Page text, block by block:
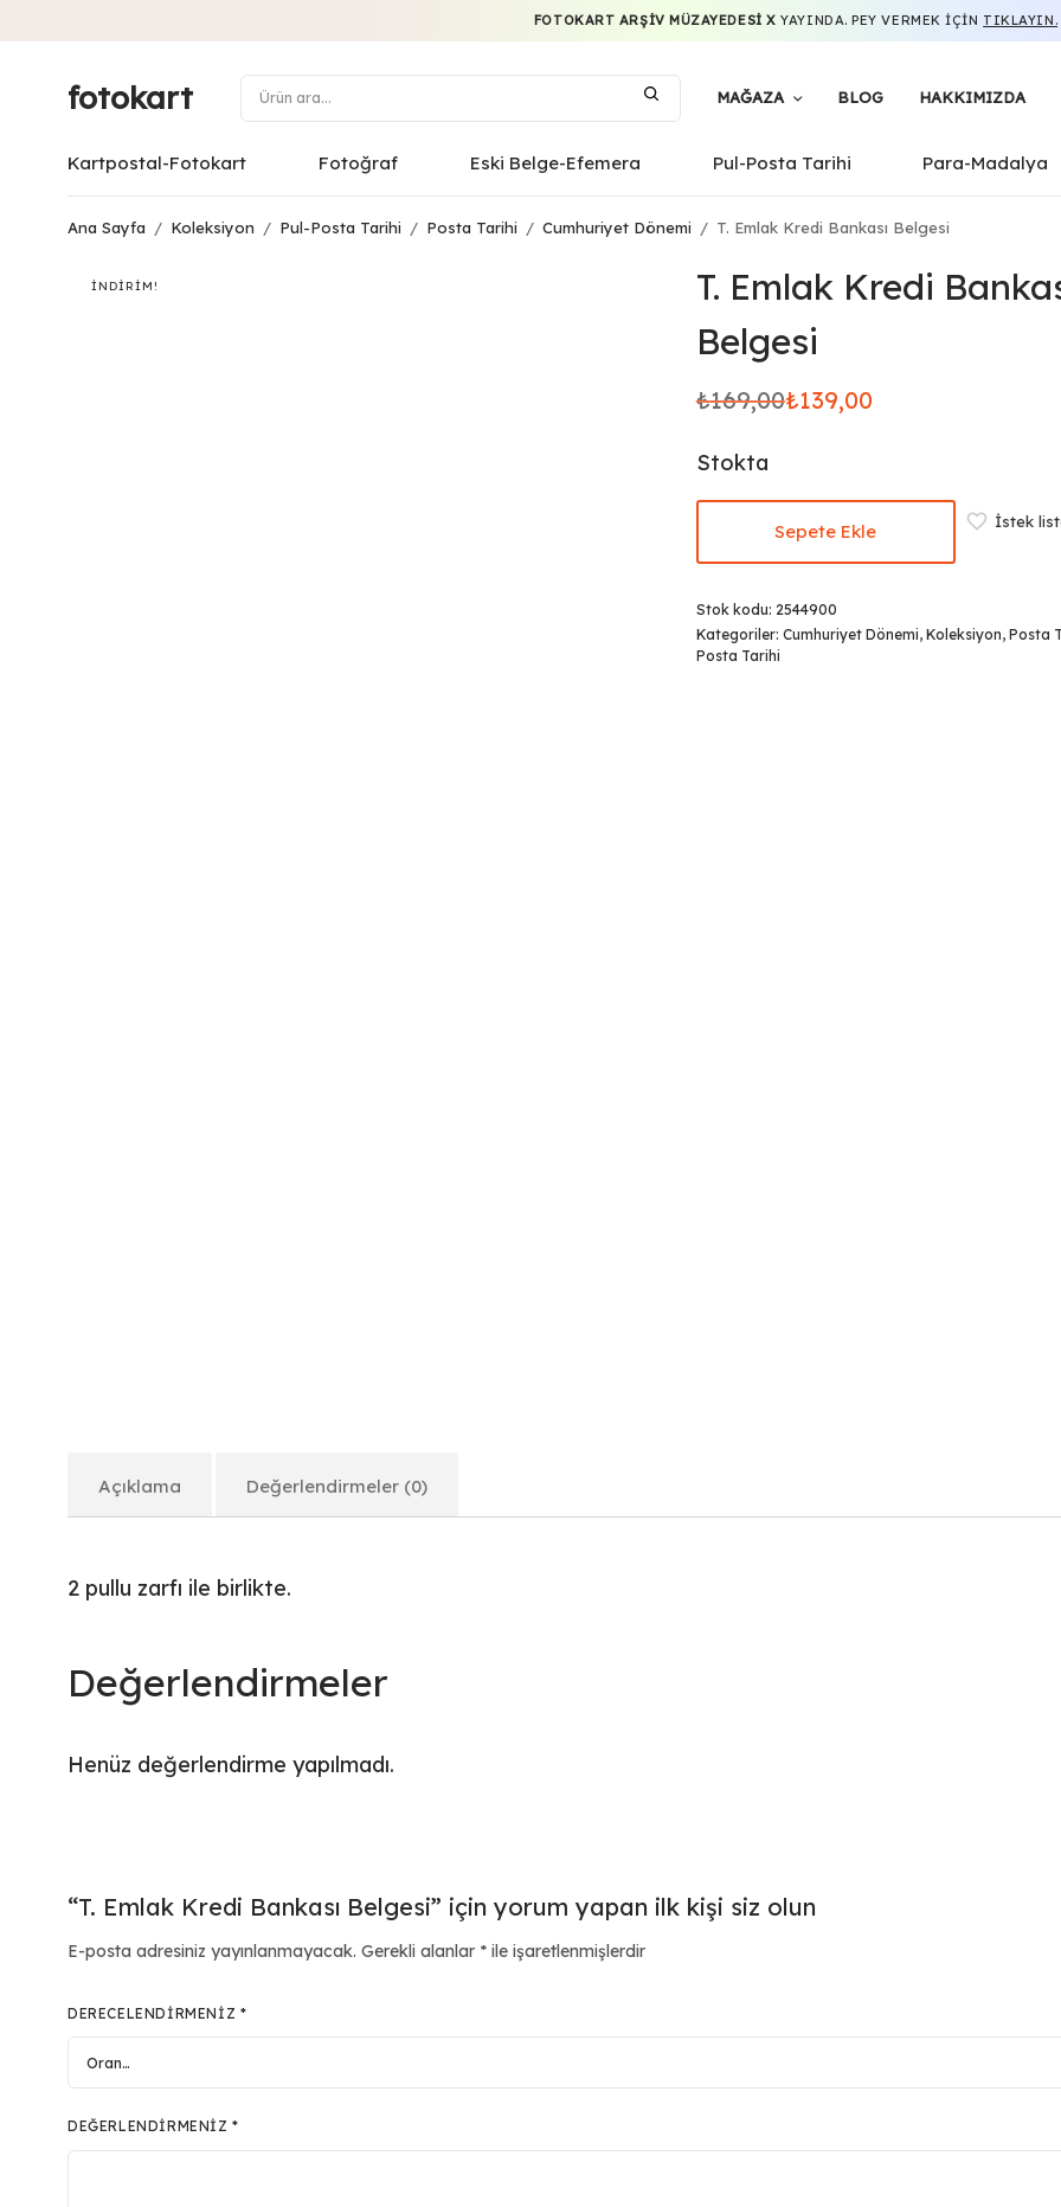
FOTOKART ARŞIV MÜZAYEDESI X YAYINDA. PEY VERMEK IÇIN TIKLAYIN.
fotokart MAĞAZA BLOG HAKKIMIZDA
Kartpostal-Fotokart Fotoğraf Eski Belge-Efemera Pul-Posta Tarihi Para-Madalya
Ana Sayfa / Koleksiyon / Pul-Posta Tarihi / Posta Tarihi / Cumhuriyet Dönemi / T. Emlak Kredi Bankası Belgesi
İNDIRIM!
T. Emlak Kredi
Belgesi
₺169,00
Orijinal
₺169,00.
₺139,00
Şu
fiyat:
₺139,00.
Stokta
Sepete Ekle İstek
Stok kodu: 2544900
Kategoriler: Cumhuriyet Dönemi, Koleksiyon, Posta
Posta Tarihi
Açıklama Değerlendirmeler (0)
2 pullu zarfı ile birlikte.
Değerlendirmeler
Henüz değerlendirme yapılmadı.
“T. Emlak Kredi Bankası Belgesi” için yorum yapan ilk kişi siz olun
E-posta adresiniz yayınlanmayacak. Gerekli alanlar * ile işaretlenmişlerdir
DERECELENDIRMENIZ *
DEĞERLENDIRMENIZ*